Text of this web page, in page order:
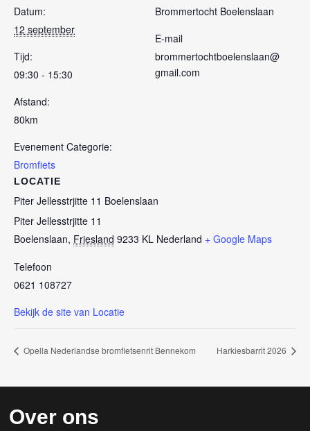
Datum:
12 september
Tijd:
09:30 - 15:30
Afstand:
80km
Evenement Categorie:
Bromfiets
LOCATIE
Piter Jellesstrjitte 11 Boelenslaan
Piter Jellesstrjitte 11
Boelenslaan, Friesland 9233 KL Nederland + Google Maps
Telefoon
0621 108727
Bekijk de site van Locatie
Brommertocht Boelenslaan
E-mail
brommertochtboelenslaan@
gmail.com
Opella Nederlandse bromfietsenrit Bennekom Harkiesbarrit 2026
Over ons